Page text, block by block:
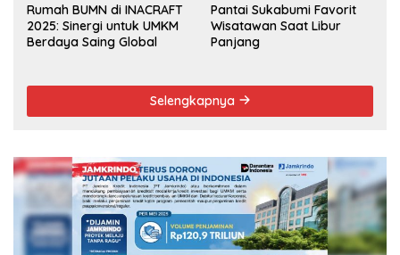
Rumah BUMN di INACRAFT
2025: Sinergi untuk UMKM
Berdaya Saing Global
Pantai Sukabumi Favorit
Wisatawan Saat Libur
Panjang
Selengkapnya